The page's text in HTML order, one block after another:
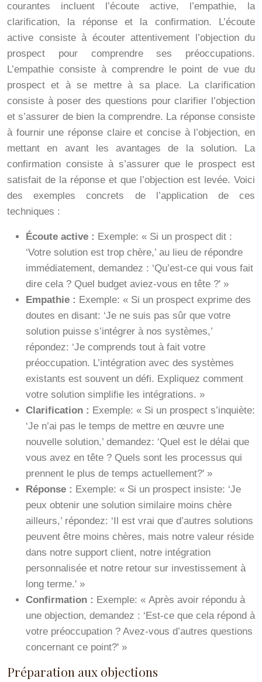
courantes incluent l’écoute active, l’empathie, la
clarification, la réponse et la confirmation. L’écoute
active consiste à écouter attentivement l’objection du
prospect pour comprendre ses préoccupations.
L’empathie consiste à comprendre le point de vue du
prospect et à se mettre à sa place. La clarification
consiste à poser des questions pour clarifier l’objection
et s’assurer de bien la comprendre. La réponse consiste
à fournir une réponse claire et concise à l’objection, en
mettant en avant les avantages de la solution. La
confirmation consiste à s’assurer que le prospect est
satisfait de la réponse et que l’objection est levée. Voici
des exemples concrets de l’application de ces
techniques :
Écoute active : Exemple: « Si un prospect dit :
‘Votre solution est trop chère,’ au lieu de répondre
immédiatement, demandez : ‘Qu’est-ce qui vous fait
dire cela ? Quel budget aviez-vous en tête ?' »
Empathie : Exemple: « Si un prospect exprime des
doutes en disant: ‘Je ne suis pas sûr que votre
solution puisse s’intégrer à nos systèmes,’
répondez: ‘Je comprends tout à fait votre
préoccupation. L’intégration avec des systèmes
existants est souvent un défi. Expliquez comment
votre solution simplifie les intégrations. »
Clarification : Exemple: « Si un prospect s’inquiète:
‘Je n’ai pas le temps de mettre en œuvre une
nouvelle solution,’ demandez: ‘Quel est le délai que
vous avez en tête ? Quels sont les processus qui
prennent le plus de temps actuellement?' »
Réponse : Exemple: « Si un prospect insiste: ‘Je
peux obtenir une solution similaire moins chère
ailleurs,’ répondez: ‘Il est vrai que d’autres solutions
peuvent être moins chères, mais notre valeur réside
dans notre support client, notre intégration
personnalisée et notre retour sur investissement à
long terme.' »
Confirmation : Exemple: « Après avoir répondu à
une objection, demandez : ‘Est-ce que cela répond à
votre préoccupation ? Avez-vous d’autres questions
concernant ce point?' »
Préparation aux objections